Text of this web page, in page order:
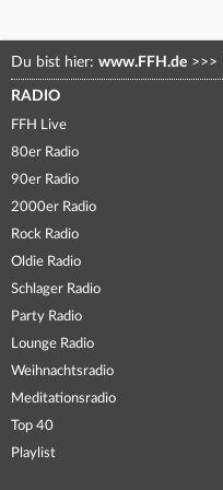
Du bist hier: www.FFH.de >>>
RADIO
FFH Live
80er Radio
90er Radio
2000er Radio
Rock Radio
Oldie Radio
Schlager Radio
Party Radio
Lounge Radio
Weihnachtsradio
Meditationsradio
Top 40
Playlist